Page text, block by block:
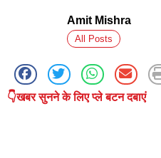
Amit Mishra
All Posts
👇खबर सुनने के लिए प्ले बटन दबाएं